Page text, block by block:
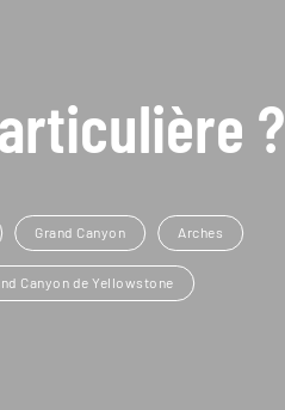
?
Grand Canyon Arches
Canyon de Yellowstone